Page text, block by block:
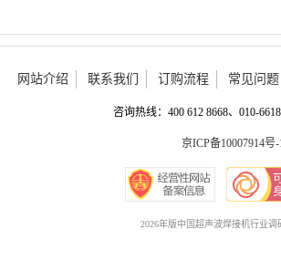
网站介绍 联系我们 订购流程 常见问题
咨询热线：400 612 8668、010-
京ICP备10007914号-
2026年版中国超声波焊接机行业